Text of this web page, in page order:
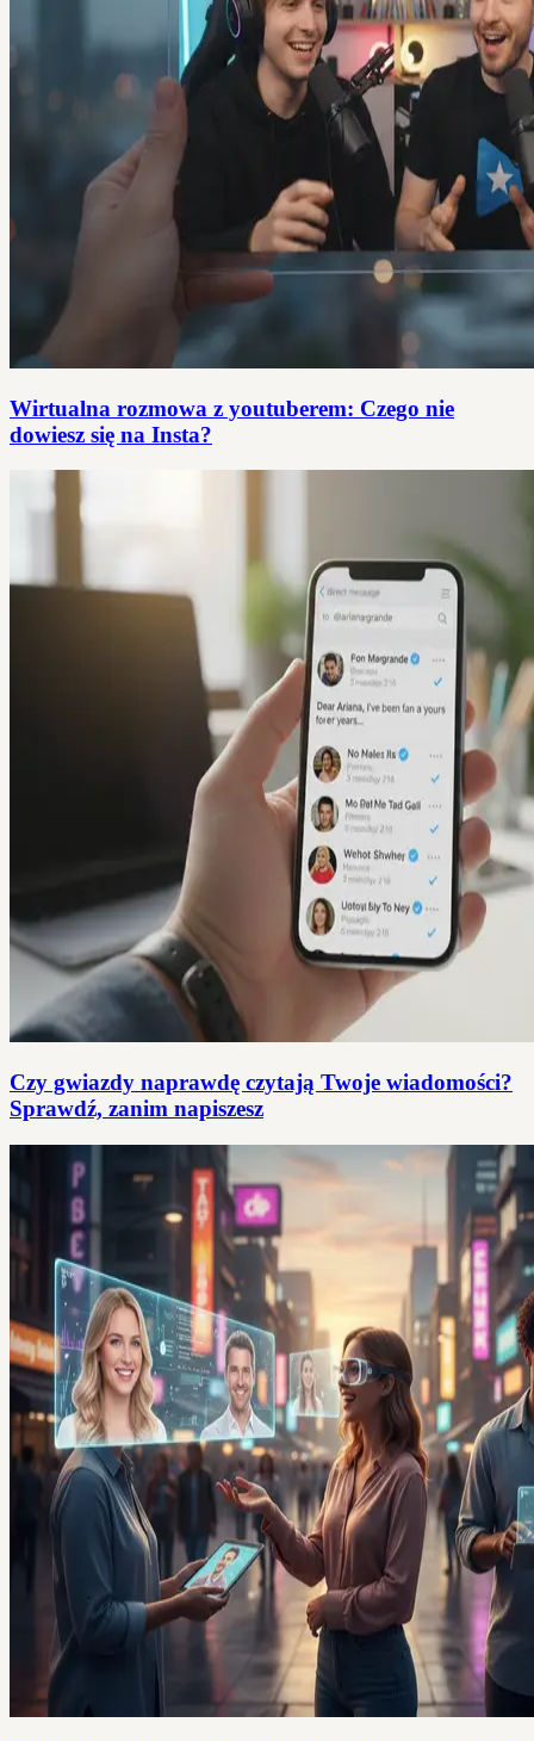
Wirtualna rozmowa z youtuberem: Czego nie
dowiesz się na Insta?
Czy gwiazdy naprawdę czytają Twoje wiadomości?
Sprawdź, zanim napiszesz